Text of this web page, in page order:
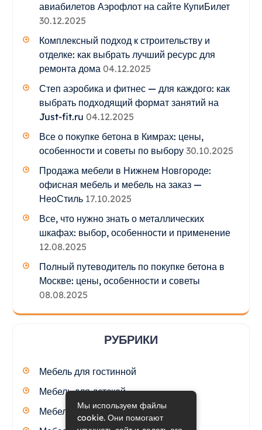
авиабилетов Аэрофлот на сайте КупиБилет
30.12.2025
Комплексный подход к строительству и
отделке: как выбрать лучший ресурс для
ремонта дома 04.12.2025
Степ аэробика и фитнес — для каждого: как
выбрать подходящий формат занятий на
Just-fit.ru 04.12.2025
Все о покупке бетона в Кимрах: цены,
особенности и советы по выбору 30.10.2025
Продажа мебели в Нижнем Новгороде:
офисная мебель и мебель на заказ —
НеоСтиль 17.10.2025
Все, что нужно знать о металлических
шкафах: выбор, особенности и применение
12.08.2025
Полный путеводитель по покупке бетона в
Москве: цены, особенности и советы
08.08.2025
РУБРИКИ
Мебель для гостинной
Мебель для детской
Мебель для кухни
Мы используем файлы
cookie. Они помогают